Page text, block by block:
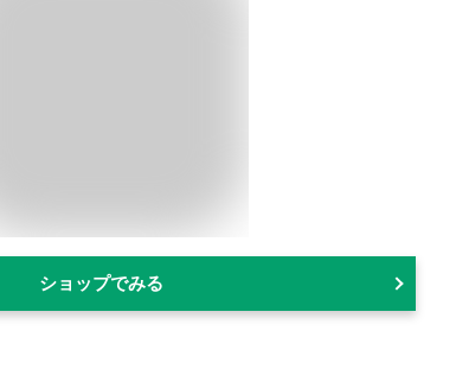
ショップでみる